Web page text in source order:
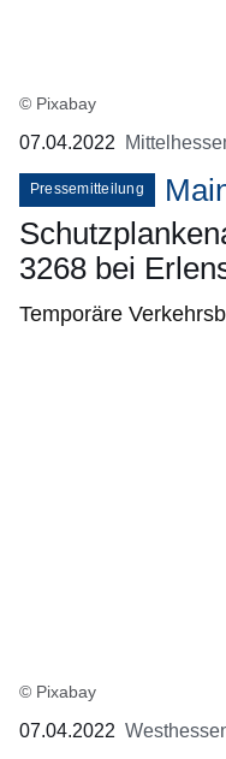
© Pixabay
07.04.2022
Pressemitteilung
3268 bei
Temporäre
© Pixabay
07.04.2022